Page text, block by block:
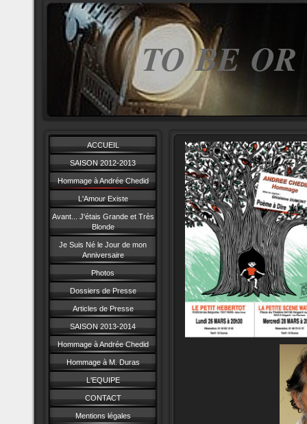
TO BE
ACCUEIL
SAISON 2012-2013
Hommage à Andrée Chedid
L'Amour Existe
Avant... J'étais Grande et Très
Blonde
Je Suis Né le Jour de mon
Anniversaire
Photos
Dossiers de Presse
Articles de Presse
SAISON 2013-2014
Hommage à Andrée Chedid
Hommage à M. Duras
L'EQUIPE
CONTACT
Mentions légales